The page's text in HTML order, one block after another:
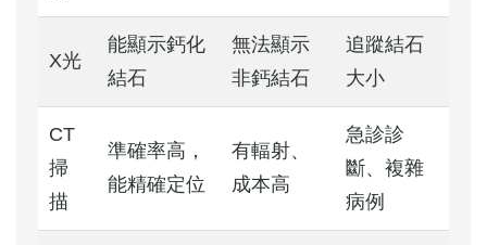
X光
能顯示鈣化
結石
無法顯示
非鈣結石
追蹤結石
大小
CT
掃
描
準確率高，
能精確定位
有輻射、
成本高
急診診
斷、複雜
病例